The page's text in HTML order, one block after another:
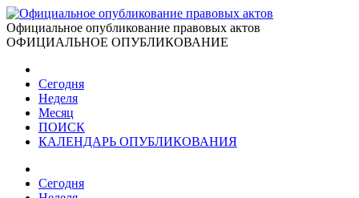
Официальное опубликование правовых актов
ОФИЦИАЛЬНОЕ ОПУБЛИКОВАНИЕ
Сегодня
Неделя
Месяц
ПОИСК
КАЛЕНДАРЬ ОПУБЛИКОВАНИЯ
Сегодня